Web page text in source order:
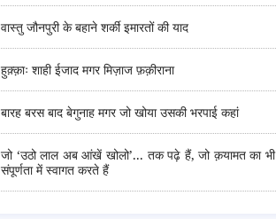
वास्तु जौनपुरी के बहाने शर्की इमारतों की याद
हुक़्क़ाः शाही ईजाद मगर मिज़ाज फ़क़ीराना
बारह बरस बाद बेगुनाह मगर जो खोया उसकी भरपाई कहां
जो ‘उठो लाल अब आंखें खोलो’... तक पढ़े हैं, जो क़यामत का भी
संपूर्णता में स्वागत करते हैं